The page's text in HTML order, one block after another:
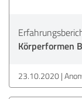
Körperformen
23.10.2020